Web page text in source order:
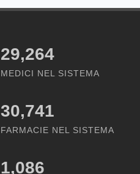
29,264
MEDICI NEL SISTEMA
30,741
FARMACIE NEL SISTEMA
1,086